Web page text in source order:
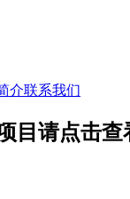
介联系我们
目请点击查